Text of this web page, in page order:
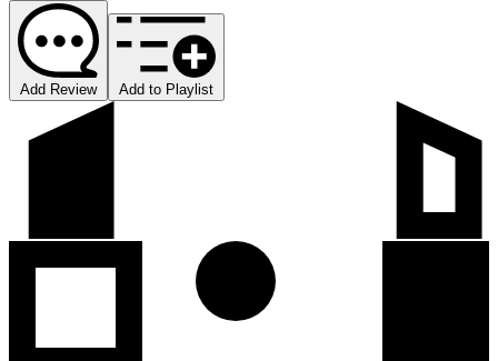
Add Review Add to Playlist